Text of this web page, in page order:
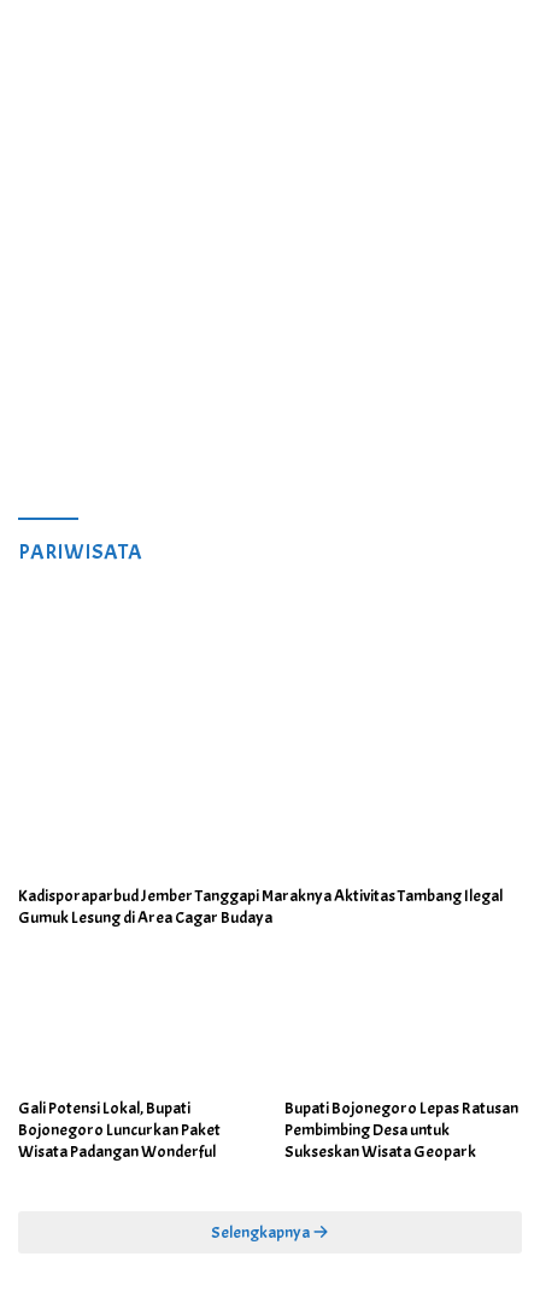
PARIWISATA
Kadisporaparbud Jember Tanggapi Maraknya Aktivitas Tambang Ilegal
Gumuk Lesung di Area Cagar Budaya
Gali Potensi Lokal, Bupati
Bojonegoro Luncurkan Paket
Wisata Padangan Wonderful
Bupati Bojonegoro Lepas Ratusan
Pembimbing Desa untuk
Sukseskan Wisata Geopark
Selengkapnya